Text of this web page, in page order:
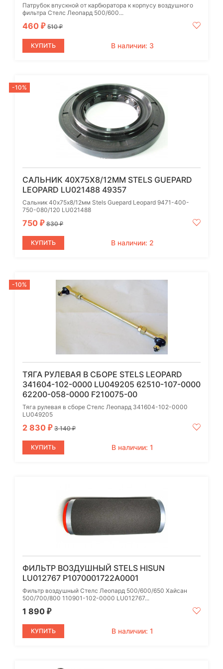
Патрубок впускной от карбюратора к корпусу воздушного
фильтра Стелс Леопард 500/600...
460 ₽ 510₽
КУПИТЬ В наличии: 3
-10%
САЛЬНИК 40Х75Х8/12ММ STELS GUEPARD
LEOPARD LU021488 49357
Сальник 40х75х8/12мм Stels Guepard Leopard 9471-400-
750-080/120 LU021488
750 ₽ 830₽
КУПИТЬ В наличии: 2
-10%
ТЯГА РУЛЕВАЯ В СБОРЕ STELS LEOPARD
341604-102-0000 LU049205 62510-107-0000
62200-058-0000 F210075-00
Тяга рулевая в сборе Стелс Леопард 341604-102-0000
LU049205
2 830 ₽ 3 140₽
КУПИТЬ В наличии: 1
ФИЛЬТР ВОЗДУШНЫЙ STELS HISUN
LU012767 P1070001722A0001
Фильтр воздушный Стелс Леопард 500/600/650 Хайсан
500/700/800 110901-102-0000 LU012767...
1 890 ₽
КУПИТЬ В наличии: 1